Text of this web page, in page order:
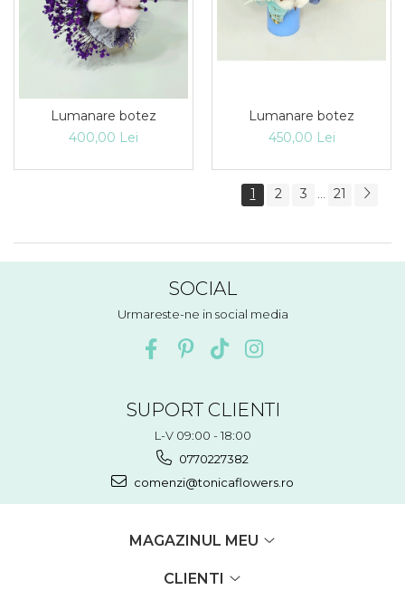
Lumanare botez
400,00 Lei
Lumanare botez
450,00 Lei
1 2 3 21
SOCIAL
Urmareste-ne in social media
SUPORT CLIENTI
L-V 09:00 - 18:00
0770227382
comenzi@tonicaflowers.ro
MAGAZINUL MEU
CLIENTI